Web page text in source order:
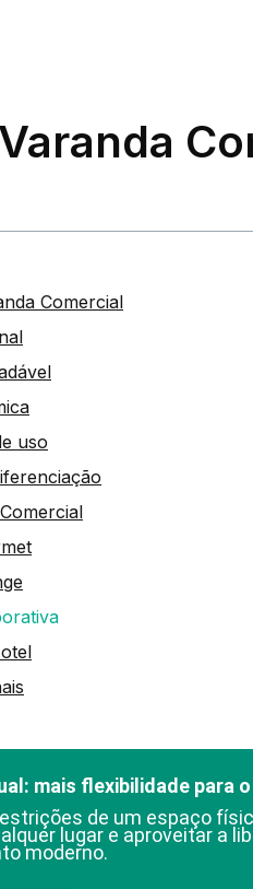
Comercial
uso
mais flexibilidade para
de um espaço
lugar e aproveitar a
moderno.